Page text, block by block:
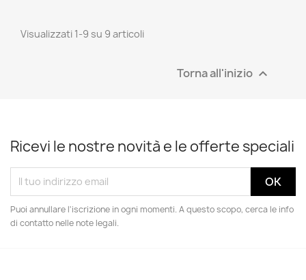
Visualizzati 1-9 su 9 articoli
Torna all'inizio 
Ricevi le nostre novità e le offerte speciali
Puoi annullare l'iscrizione in ogni momenti. A questo scopo, cerca le info
di contatto nelle note legali.